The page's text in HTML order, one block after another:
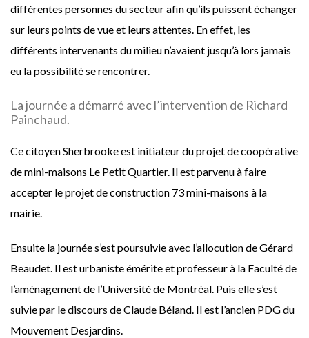
différentes personnes du secteur afin qu’ils puissent échanger
sur leurs points de vue et leurs attentes. En effet, les
différents intervenants du milieu n’avaient jusqu’à lors jamais
eu la possibilité se rencontrer.
La journée a démarré avec l’intervention de Richard
Painchaud.
Ce citoyen Sherbrooke est initiateur du projet de coopérative
de mini-maisons Le Petit Quartier. Il est parvenu à faire
accepter le projet de construction 73 mini-maisons à la
mairie.
Ensuite la journée s’est poursuivie avec l’allocution de Gérard
Beaudet. Il est urbaniste émérite et professeur à la Faculté de
l’aménagement de l’Université de Montréal. Puis elle s’est
suivie par le discours de Claude Béland. Il est l’ancien PDG du
Mouvement Desjardins.